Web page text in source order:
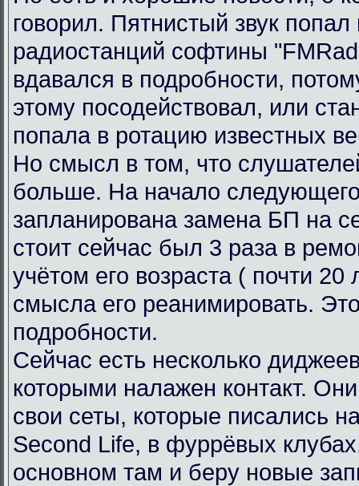
говорил. Пятнистый звук попал
радиостанций софтины
вдавался в подробности,
этому посодействовал, или
попала в ротацию известных
Но смысл в том, что
больше. На начало
запланирована замена БП на
стоит сейчас был 3 раза в
учётом его возраста ( почти 20
смысла его реанимировать.
подробности.
Сейчас есть несколько
которыми налажен контакт.
свои сеты, которые писались
Second Life, в фуррёвых
основном там и беру новые